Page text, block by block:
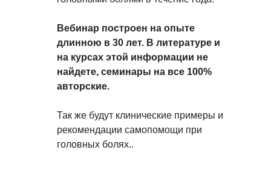
Вебинар построен на опыте
длинною в 30 лет. В литературе и
на курсах этой информации не
найдете, семинары на все 100%
авторские.
Так же будут клинические примеры и
рекомендации самопомощи при
головных болях..